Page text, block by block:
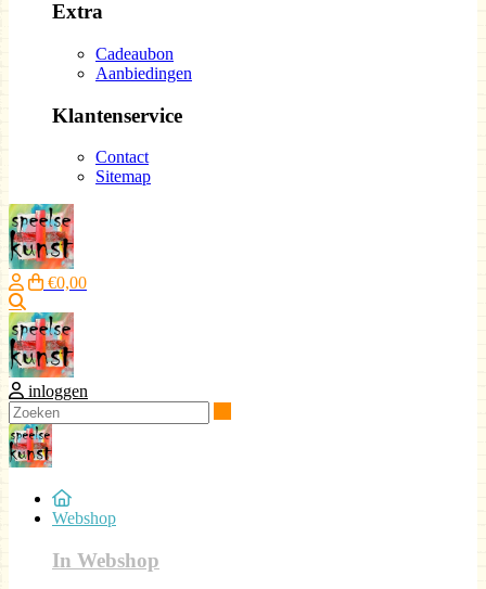
Extra
Cadeaubon
Aanbiedingen
Klantenservice
Contact
Sitemap
€0,00
inloggen
Webshop
In Webshop